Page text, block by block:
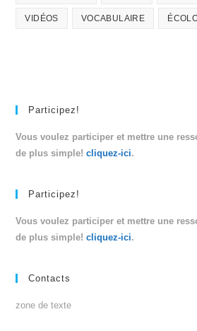
VIDÉOS VOCABULAIRE
Participez!
Vous voulez participer et mettre une
de plus simple!cliquez-ici.
Participez!
Vous voulez participer et mettre une
de plus simple!cliquez-ici.
Contacts
zone de texte